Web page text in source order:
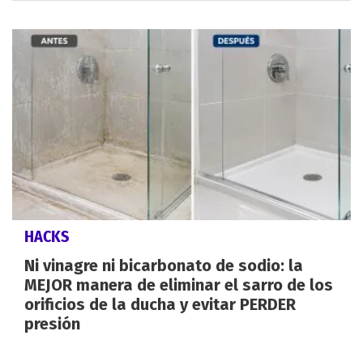
HACKS
Ni vinagre ni bicarbonato de sodio: la
MEJOR manera de eliminar el sarro de los
orificios de la ducha y evitar PERDER
presión